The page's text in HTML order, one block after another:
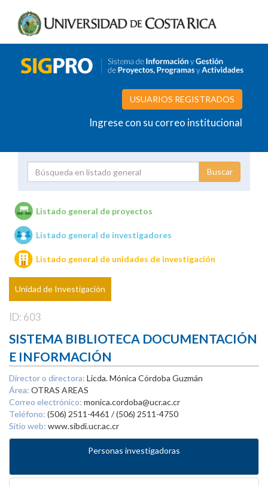
USUARIOS REGISTRADOS
Ingrese con su correo institucional
Unidades de investigación
Listado general de proyectos
Listado general de investigadores
Listado general de unidades de investigación
Unidad de Investigación
ID: 603
SISTEMA BIBLIOTECA DOCUMENTACIÓN
E INFORMACIÓN
Director o directora: Licda. Mónica Córdoba Guzmán
Área: OTRAS AREAS
Correo electrónico: monica.cordoba@ucr.ac.cr
Teléfono: (506) 2511-4461 / (506) 2511-4750
Sitio web: www.sibdi.ucr.ac.cr
Personas investigadoras